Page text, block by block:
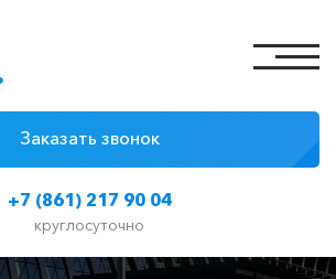
+7 (861) 217 90 04
круглосуточно
Заказать звонок
Цены на такси
Классы автомобилей